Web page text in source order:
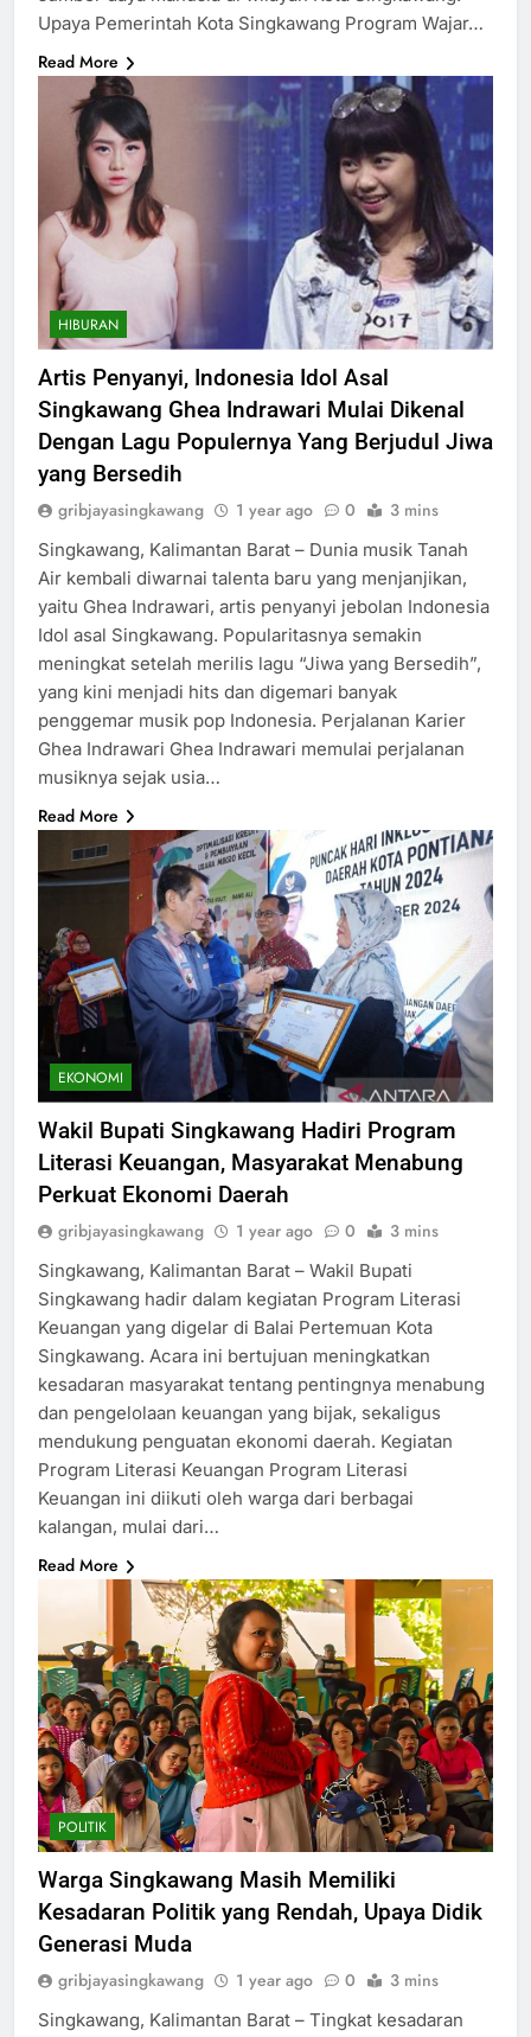
Upaya Pemerintah Kota Singkawang Program Wajar…
Read More
HIBURAN
Artis Penyanyi, Indonesia Idol Asal
Singkawang Ghea Indrawari Mulai Dikenal
Dengan Lagu Populernya Yang Berjudul Jiwa
yang Bersedih
gribjayasingkawang 1 year ago 0 3 mins
Singkawang, Kalimantan Barat – Dunia musik Tanah
Air kembali diwarnai talenta baru yang menjanjikan,
yaitu Ghea Indrawari, artis penyanyi jebolan Indonesia
Idol asal Singkawang. Popularitasnya semakin
meningkat setelah merilis lagu “Jiwa yang Bersedih”,
yang kini menjadi hits dan digemari banyak
penggemar musik pop Indonesia. Perjalanan Karier
Ghea Indrawari Ghea Indrawari memulai perjalanan
musiknya sejak usia…
Read More
EKONOMI
Wakil Bupati Singkawang Hadiri Program
Literasi Keuangan, Masyarakat Menabung
Perkuat Ekonomi Daerah
gribjayasingkawang 1 year ago 0 3 mins
Singkawang, Kalimantan Barat – Wakil Bupati
Singkawang hadir dalam kegiatan Program Literasi
Keuangan yang digelar di Balai Pertemuan Kota
Singkawang. Acara ini bertujuan meningkatkan
kesadaran masyarakat tentang pentingnya menabung
dan pengelolaan keuangan yang bijak, sekaligus
mendukung penguatan ekonomi daerah. Kegiatan
Program Literasi Keuangan Program Literasi
Keuangan ini diikuti oleh warga dari berbagai
kalangan, mulai dari…
Read More
POLITIK
Warga Singkawang Masih Memiliki
Kesadaran Politik yang Rendah, Upaya Didik
Generasi Muda
gribjayasingkawang 1 year ago 0 3 mins
Singkawang, Kalimantan Barat – Tingkat kesadaran